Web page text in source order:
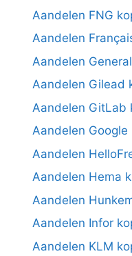
Aandelen FNG
Aandelen
Aandelen
Aandelen Gilead
Aandelen GitLab
Aandelen Google
Aandelen
Aandelen Hema
Aandelen
Aandelen Infor
Aandelen KLM